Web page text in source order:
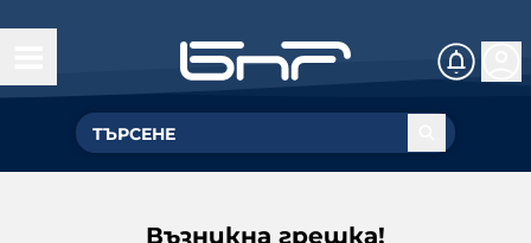
Възникна грешка!